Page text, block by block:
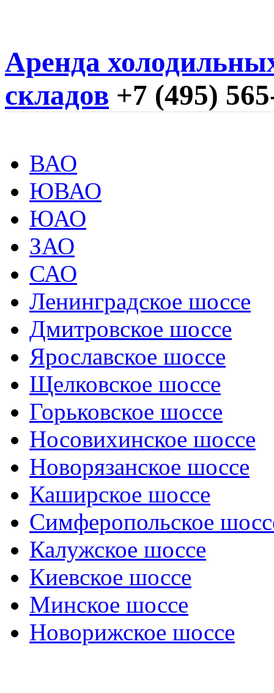
Аренда
складов +7 (495)
ВАО
ЮВАО
ЮАО
ЗАО
САО
Ленинградское шоссе
Дмитровское шоссе
Ярославское шоссе
Щелковское шоссе
Горьковское шоссе
Носовихинское шоссе
Новорязанское шоссе
Каширское шоссе
Симферопольское
Калужское шоссе
Киевское шоссе
Минское шоссе
Новорижское шоссе